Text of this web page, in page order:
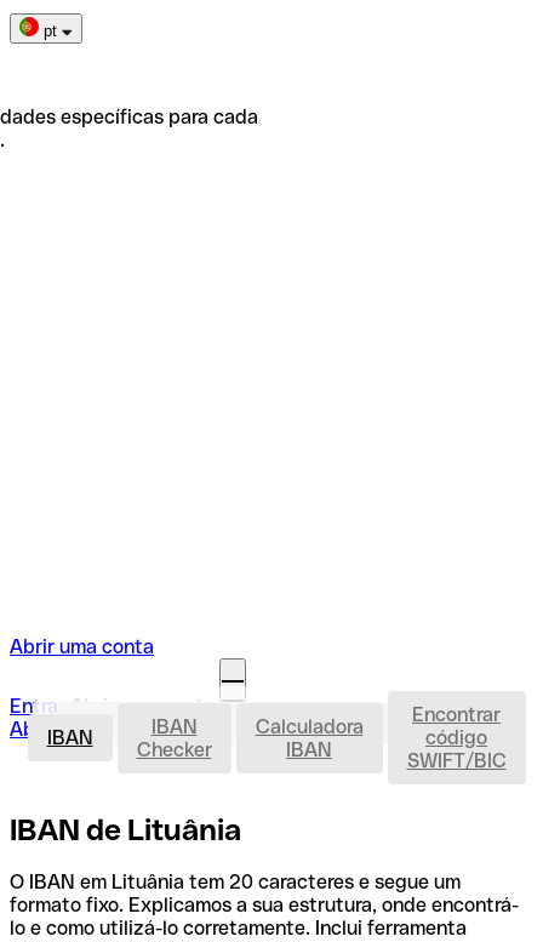
pt
específicas para cada
Abrir uma conta
Entrar Abrir uma conta
Abrir a minha conta
IBAN
IBAN
IBAN
Checker
Calculadora
IBAN
Encontrar
código
SWIFT/BIC
IBAN de Lituânia
O IBAN em Lituânia tem 20 caracteres e segue um
formato fixo. Explicamos a sua estrutura, onde encontrá-
lo e como utilizá-lo corretamente. Inclui ferramenta